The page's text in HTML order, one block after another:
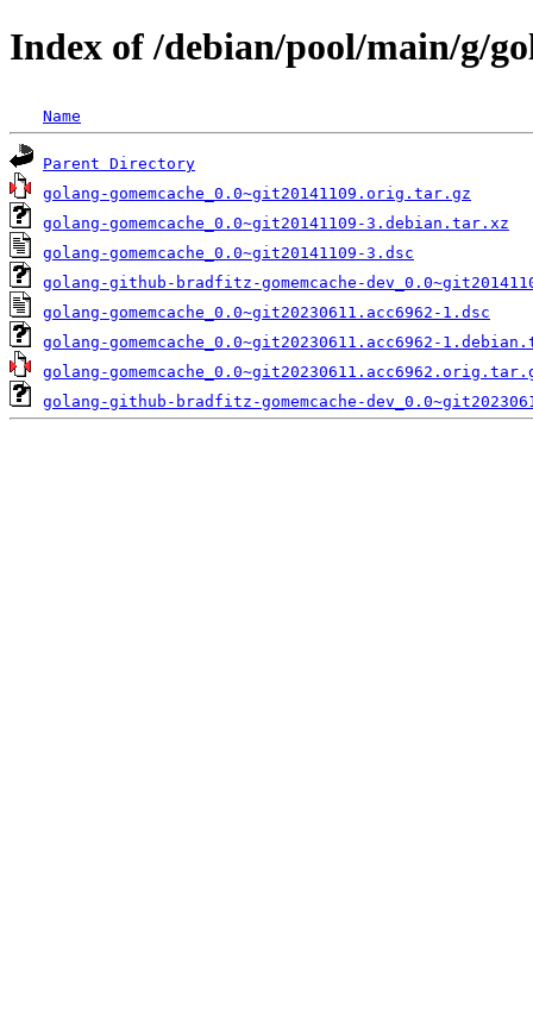
Index of /debian/pool/main/g/
Name
Parent Directory
golang-gomemcache_0.0~git20141109.orig.tar.gz
golang-gomemcache_0.0~git20141109-3.debian.tar.xz
golang-gomemcache_0.0~git20141109-3.dsc
golang-github-bradfitz-gomemcache-
golang-gomemcache_0.0~git20230611.acc6962-1.dsc
golang-gomemcache_0.0~git20230611.acc6962-
golang-
golang-github-bradfitz-gomemcache-